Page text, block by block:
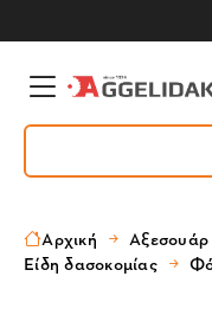
Αρχική Αξεσουάρ
Είδη δασοκομίας